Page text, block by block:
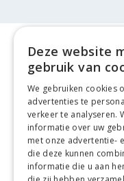
GRATIS
Deze website
gebruik van
We gebruiken cookies
advertenties te
verkeer te analyseren.
informatie over uw
met onze advertentie-
die deze kunnen
informatie die u aan